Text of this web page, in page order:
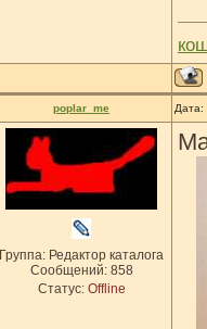
poplar_me Дата:
Группа: Редактор каталога
Сообщений: 858
Статус: Offline